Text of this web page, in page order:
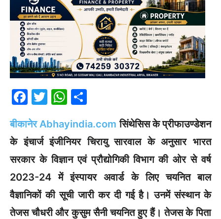
F
c
e
b
o
o
k
T
itt
er
W
at
s
A
p
p
ar
e
बीकानेर Abhayindia.comसिंथेसिस के प्रीफाउण्डेशन
के इंचार्ज इंजीनियर चिरायु सारवाल के अनुसार भारत
सरकार के विज्ञान एवं प्रौद्योगिकी विभाग की ओर से वर्ष
2023-24 में इंस्पायर अवार्ड के लिए चयनित बाल
वैज्ञानिकों की सूची जारी कर दी गई है। उनमें संस्थान के
तेजस चौधरी और कुसुम सैनी चयनित हुए हैंं। तेजस के पिता